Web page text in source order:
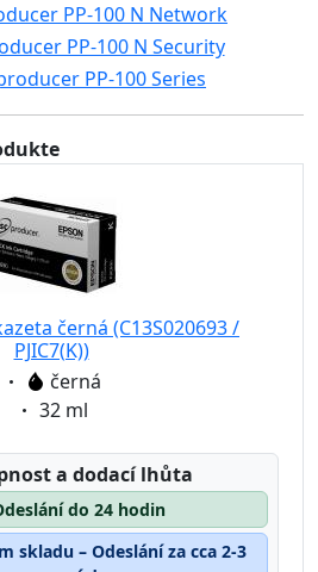
PP-100 N Network
PP-100 N Security
PP-100 Series
černá (C13S020693 /
PJIC7(K))
Eigenschaft:
černá
Eigenschaft:
32 ml
a dodací lhůta
do 24 hodin
skladu – Odeslání za cca 2-3